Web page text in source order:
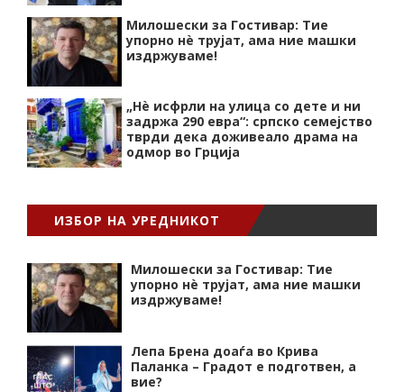
Милошески за Гостивар: Тие
упорно нѐ трујат, ама ние машки
издржуваме!
„Нѐ исфрли на улица со дете и ни
задржа 290 евра“: српско семејство
тврди дека доживеало драма на
одмор во Грција
ИЗБОР НА УРЕДНИКОТ
Милошески за Гостивар: Тие
упорно нѐ трујат, ама ние машки
издржуваме!
Лепа Брена доаѓа во Крива
Паланка – Градот е подготвен, а
вие?